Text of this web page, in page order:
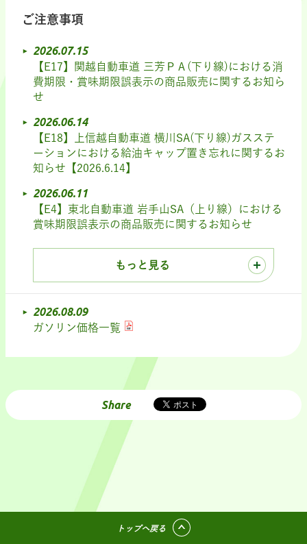
ご注意事項
2026.07.15
【E17】関越自動車道 三芳ＰＡ(下り線)における消
費期限・賞味期限誤表示の商品販売に関するお知ら
せ
2026.06.14
【E18】上信越自動車道 横川SA(下り線)ガスステ
ーションにおける給油キャップ置き忘れに関するお
知らせ【2026.6.14】
2026.06.11
【E4】東北自動車道 岩手山SA（上り線）における
賞味期限誤表示の商品販売に関するお知らせ
もっと見る
2026.08.09
ガソリン価格一覧
Share
トップへ戻る